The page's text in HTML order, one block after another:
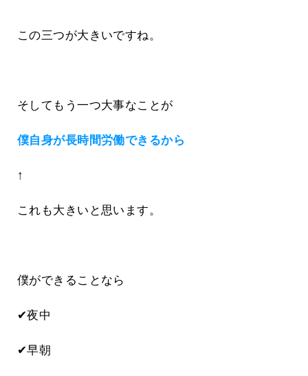
この三つが大きいですね。
そしてもう一つ大事なことが
僕自身が長時間労働できるから
↑
これも大きいと思います。
僕ができることなら
✔夜中
✔早朝